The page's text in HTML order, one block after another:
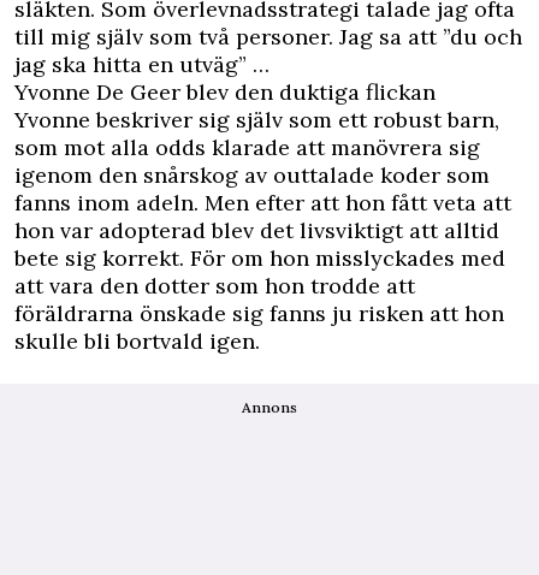
släkten. Som överlevnadsstrategi talade jag ofta
till mig själv som två personer. Jag sa att ”du och
jag ska hitta en utväg” …
Yvonne De Geer blev den duktiga flickan
Yvonne beskriver sig själv som ett robust barn,
som mot alla odds klarade att manövrera sig
igenom den snårskog av outtalade koder som
fanns inom adeln. Men efter att hon fått veta att
hon var adopterad blev det livsviktigt att alltid
bete sig korrekt. För om hon misslyckades med
att vara den dotter som hon trodde att
föräldrarna önskade sig fanns ju risken att hon
skulle bli bortvald igen.
Annons